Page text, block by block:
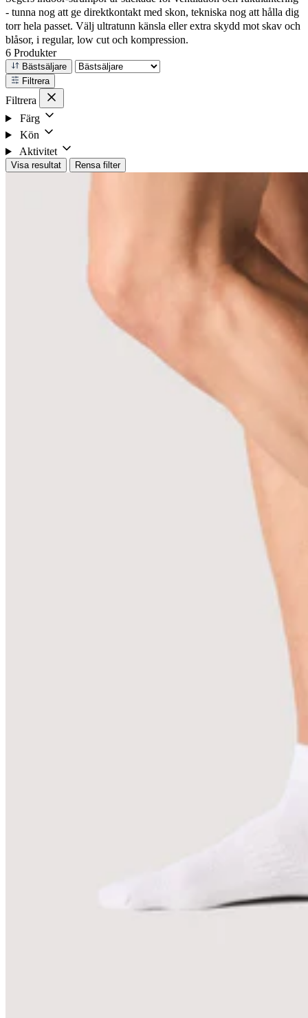
- tunna nog att ge direktkontakt med skon, tekniska nog att hålla dig
torr hela passet. Välj ultratunn känsla eller extra skydd mot skav och
blåsor, i regular, low cut och kompression.
6 Produkter
Bästsäljare
Filtrera
Filtrera
Färg
Kön
Aktivitet
Visa resultat Rensa filter